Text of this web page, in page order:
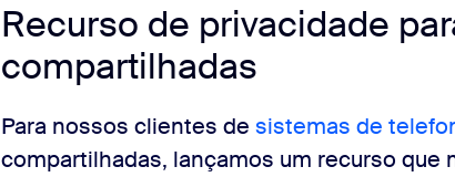
Recurso de privacidade
compartilhadas
Para nossos clientes de sistemas de
compartilhadas, lançamos um recurso que